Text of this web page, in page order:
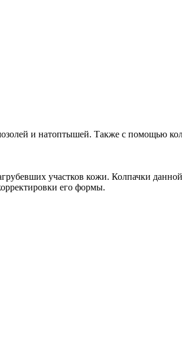
и натоптышей. Также с помощью
участков кожи. Колпачки
его формы.